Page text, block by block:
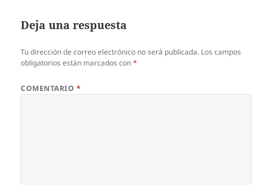
Deja una respuesta
Tu dirección de correo electrónico no será publicada. Los campos
obligatorios están marcados con*
COMENTARIO *